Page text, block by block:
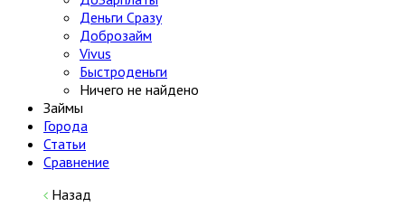
Деньги Сразу
Доброзайм
Vivus
Быстроденьги
Ничего не найдено
Займы
Города
Статьи
Сравнение
Назад